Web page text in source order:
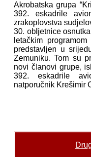
Akrobatska grupa
392. eskadrile
zrakoplovstva
30. obljetnice
letačkim
predstavljen u
Zemuniku. Tom su
novi članovi grupe,
392. eskadrile
natporučnik Krešimir